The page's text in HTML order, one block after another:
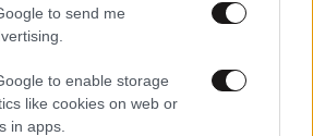
to send me
to enable storage
like cookies on web or
in apps.